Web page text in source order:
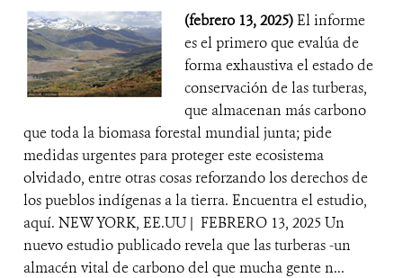
(febrero 13, 2025)El informe
es el primero que evalúa de
forma exhaustiva el estado de
conservación de las turberas,
que almacenan más carbono
que toda la biomasa forestal mundial junta; pide
medidas urgentes para proteger este ecosistema
olvidado, entre otras cosas reforzando los derechos de
los pueblos indígenas a la tierra. Encuentra el estudio,
aquí. NEW YORK, EE.UU | FEBRERO 13, 2025 Un
nuevo estudio publicado revela que las turberas -un
almacén vital de carbono del que mucha gente n...